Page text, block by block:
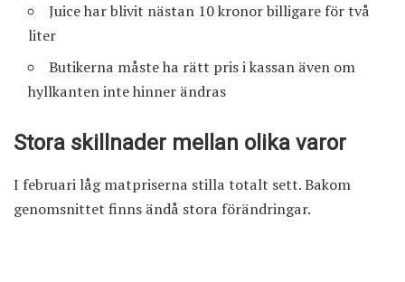
Juice har blivit nästan 10 kronor billigare för två
liter
Butikerna måste ha rätt pris i kassan även om
hyllkanten inte hinner ändras
Stora skillnader mellan olika varor
I februari låg matpriserna stilla totalt sett. Bakom
genomsnittet finns ändå stora förändringar.